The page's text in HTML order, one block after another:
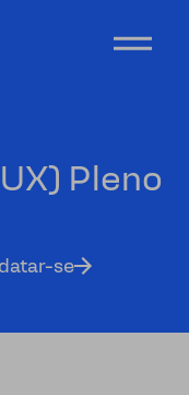
Pleno
se